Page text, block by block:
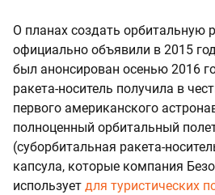
О планах создать орбитальную
официально объявили в 2015
был анонсирован осенью 2016
ракета-носитель получила в
первого американского
полноценный орбитальный
(суборбитальная ракета-
капсула, которые компания
использует для туристических